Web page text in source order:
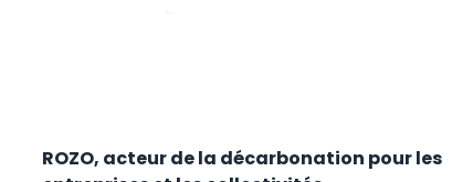
ROZO, acteur de la décarbonation pour les